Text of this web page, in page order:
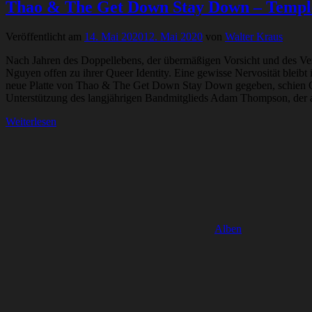
Thao & The Get Down Stay Down –
Veröffentlicht am 14. Mai 202012. Mai 2020 von Walter Kraus
Nach Jahren des Doppellebens, der übermäßigen Vorsicht und des
Nguyen offen zu ihrer Queer Identity. Eine gewisse Nervosität
neue Platte von Thao & The Get Down Stay Down gegeben, schien
Unterstützung des langjährigen Bandmitglieds Adam Thompson,
Weiterlesen
Alben